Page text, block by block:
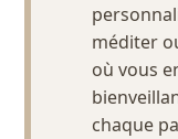
méditer
où vous
chaque